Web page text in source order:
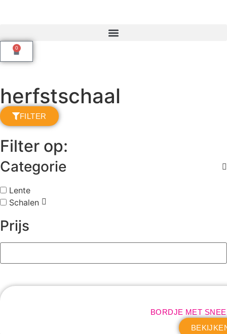
0
herfstschaal
FILTER
Filter op:
Categorie
Lente
Schalen
Prijs
BORDJE MET